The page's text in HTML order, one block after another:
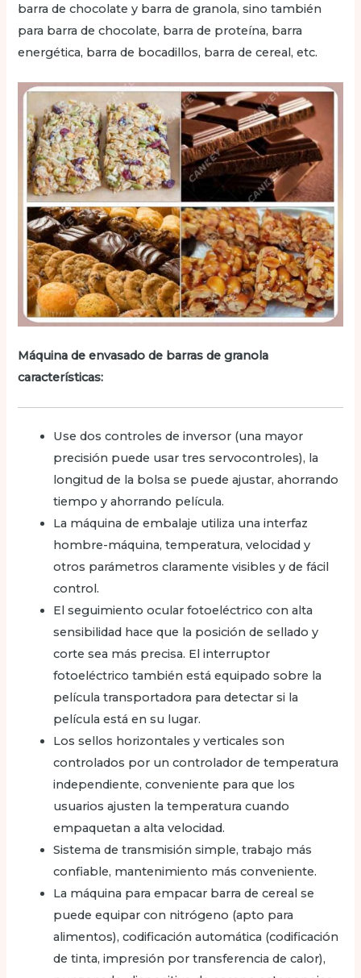
barra de chocolate y barra de granola, sino también
para barra de chocolate, barra de proteína, barra
energética, barra de bocadillos, barra de cereal, etc.
Máquina de envasado de barras de granola
características:
Use dos controles de inversor (una mayor
precisión puede usar tres servocontroles), la
longitud de la bolsa se puede ajustar, ahorrando
tiempo y ahorrando película.
La máquina de embalaje utiliza una interfaz
hombre-máquina, temperatura, velocidad y
otros parámetros claramente visibles y de fácil
control.
El seguimiento ocular fotoeléctrico con alta
sensibilidad hace que la posición de sellado y
corte sea más precisa. El interruptor
fotoeléctrico también está equipado sobre la
película transportadora para detectar si la
película está en su lugar.
Los sellos horizontales y verticales son
controlados por un controlador de temperatura
independiente, conveniente para que los
usuarios ajusten la temperatura cuando
empaquetan a alta velocidad.
Sistema de transmisión simple, trabajo más
confiable, mantenimiento más conveniente.
La máquina para empacar barra de cereal se
puede equipar con nitrógeno (apto para
alimentos), codificación automática (codificación
de tinta, impresión por transferencia de calor),